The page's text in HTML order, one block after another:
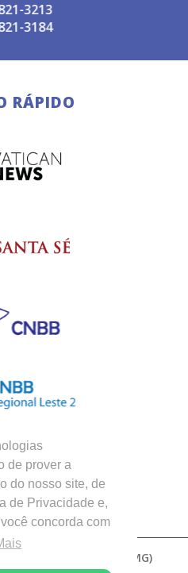
de prover a
do nosso site, de
de Privacidade e,
concorda com
3213
3184
RÁPIDO
de Patos de Minas (MG)